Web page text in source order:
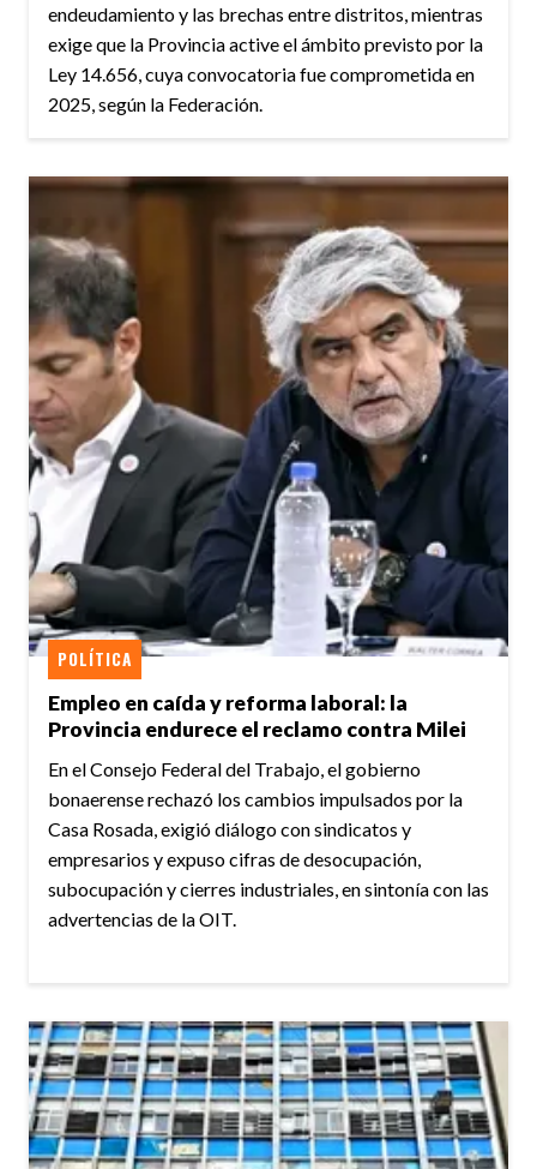
endeudamiento y las brechas entre distritos, mientras
exige que la Provincia active el ámbito previsto por la
Ley 14.656, cuya convocatoria fue comprometida en
2025, según la Federación.
Empleo en caída y reforma laboral: la
Provincia endurece el reclamo contra Milei
POLÍTICA
En el Consejo Federal del Trabajo, el gobierno
bonaerense rechazó los cambios impulsados por la
Casa Rosada, exigió diálogo con sindicatos y
empresarios y expuso cifras de desocupación,
subocupación y cierres industriales, en sintonía con las
advertencias de la OIT.